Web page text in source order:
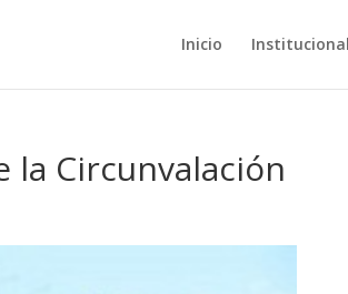
Inicio Institucional
la Circunvalación